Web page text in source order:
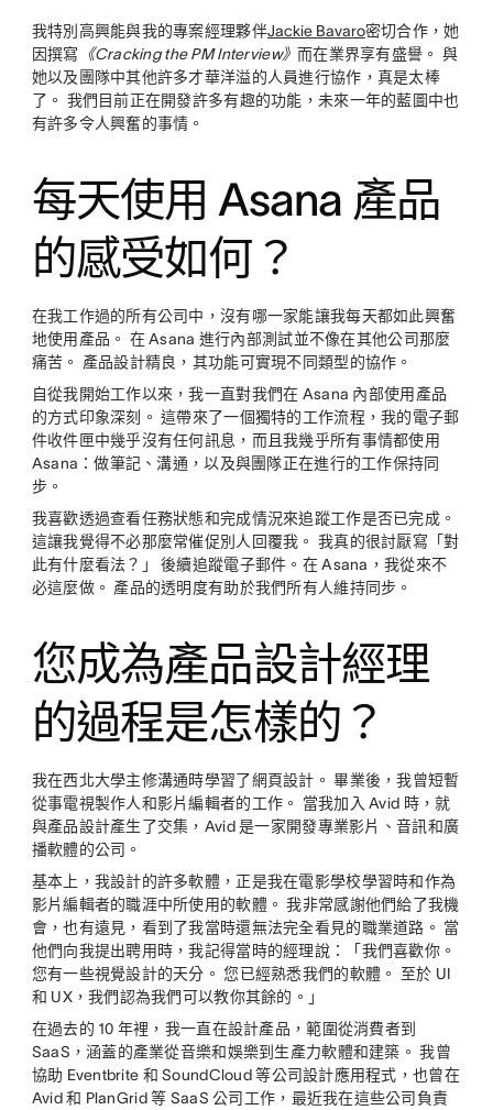
我特別高興能與我的專案經理夥伴Jackie Bavaro密切合作，她
因撰寫 《Cracking the PM Interview》而在業界享有盛譽。 與
她以及團隊中其他許多才華洋溢的人員進行協作，真是太棒
了。 我們目前正在開發許多有趣的功能，未來一年的藍圖中也
有許多令人興奮的事情。
每天使用 Asana 產品
的感受如何？
在我工作過的所有公司中，沒有哪一家能讓我每天都如此興奮
地使用產品。 在 Asana 進行內部測試並不像在其他公司那麼
痛苦。 產品設計精良，其功能可實現不同類型的協作。
自從我開始工作以來，我一直對我們在 Asana 內部使用產品
的方式印象深刻。 這帶來了一個獨特的工作流程，我的電子郵
件收件匣中幾乎沒有任何訊息，而且我幾乎所有事情都使用
Asana：做筆記、溝通，以及與團隊正在進行的工作保持同
步。
我喜歡透過查看任務狀態和完成情況來追蹤工作是否已完成。
這讓我覺得不必那麼常催促別人回覆我。 我真的很討厭寫「對
此有什麼看法？」 後續追蹤電子郵件。在 Asana，我從來不
必這麼做。 產品的透明度有助於我們所有人維持同步。
您成為產品設計經理
的過程是怎樣的？
我在西北大學主修溝通時學習了網頁設計。 畢業後，我曾短暫
從事電視製作人和影片編輯者的工作。 當我加入 Avid 時，就
與產品設計產生了交集，Avid 是一家開發專業影片、音訊和廣
播軟體的公司。
基本上，我設計的許多軟體，正是我在電影學校學習時和作為
影片編輯者的職涯中所使用的軟體。 我非常感謝他們給了我機
會，也有遠見，看到了我當時還無法完全看見的職業道路。 當
他們向我提出聘用時，我記得當時的經理說：「我們喜歡你。
您有一些視覺設計的天分。 您已經熟悉我們的軟體。 至於 UI
和 UX，我們認為我們可以教你其餘的。」
在過去的 10 年裡，我一直在設計產品，範圍從消費者到
SaaS，涵蓋的產業從音樂和娛樂到生產力軟體和建築。 我曾
協助 Eventbrite 和 SoundCloud 等公司設計應用程式，也曾在
Avid 和 PlanGrid 等 SaaS 公司工作，最近我在這些公司負責